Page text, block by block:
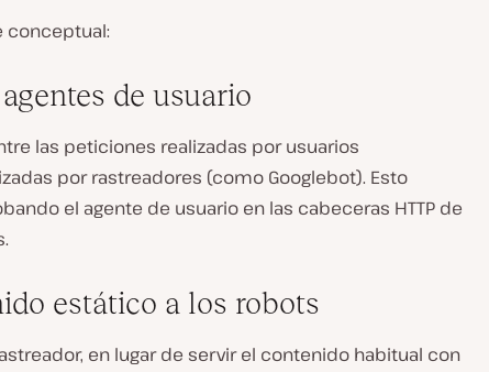
conceptual:
de usuario
las peticiones realizadas por usuarios
por rastreadores (como Googlebot). Esto
el agente de usuario en las cabeceras HTTP de
estático a los robots
en lugar de servir el contenido habitual con